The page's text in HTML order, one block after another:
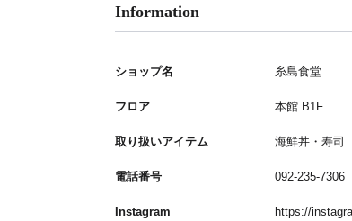
Information
ショップ名 糸島食堂
フロア 本館 B1F
取り扱いアイテム 海鮮丼・寿司
電話番号 092-235-7306
Instagram https://